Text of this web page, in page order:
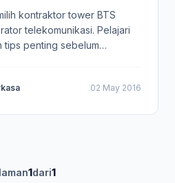
kontraktor tower BTS
telekomunikasi. Pelajari
tips penting sebelum
02 May 2016
1dari1